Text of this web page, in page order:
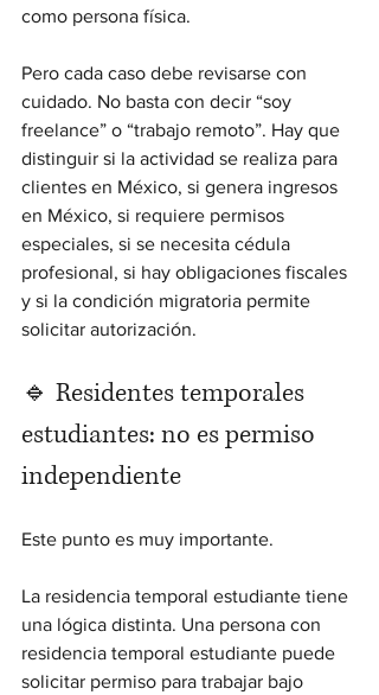
como persona física.
Pero cada caso debe revisarse con
cuidado. No basta con decir “soy
freelance” o “trabajo remoto”. Hay que
distinguir si la actividad se realiza para
clientes en México, si genera ingresos
en México, si requiere permisos
especiales, si se necesita cédula
profesional, si hay obligaciones fiscales
y si la condición migratoria permite
solicitar autorización.
🔹 Residentes temporales
estudiantes: no es permiso
independiente
Este punto es muy importante.
La residencia temporal estudiante tiene
una lógica distinta. Una persona con
residencia temporal estudiante puede
solicitar permiso para trabajar bajo